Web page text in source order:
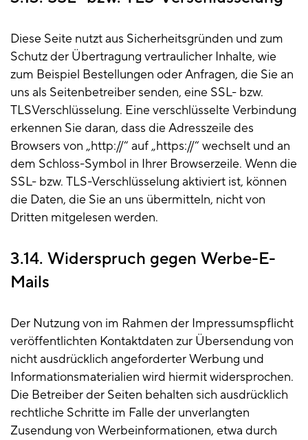
Diese Seite nutzt aus Sicherheitsgründen und zum
Schutz der Übertragung vertraulicher Inhalte, wie
zum Beispiel Bestellungen oder Anfragen, die Sie an
uns als Seitenbetreiber senden, eine SSL- bzw.
TLSVerschlüsselung. Eine verschlüsselte Verbindung
erkennen Sie daran, dass die Adresszeile des
Browsers von „http://“ auf „https://“ wechselt und an
dem Schloss-Symbol in Ihrer Browserzeile. Wenn die
SSL- bzw. TLS-Verschlüsselung aktiviert ist, können
die Daten, die Sie an uns übermitteln, nicht von
Dritten mitgelesen werden.
3.14. Widerspruch gegen Werbe-E-
Mails
Der Nutzung von im Rahmen der Impressumspflicht
veröffentlichten Kontaktdaten zur Übersendung von
nicht ausdrücklich angeforderter Werbung und
Informationsmaterialien wird hiermit widersprochen.
Die Betreiber der Seiten behalten sich ausdrücklich
rechtliche Schritte im Falle der unverlangten
Zusendung von Werbeinformationen, etwa durch